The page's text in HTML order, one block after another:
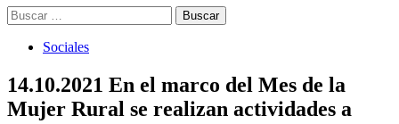
Buscar:
Sociales
14.10.2021 En el marco del Mes de la
Mujer Rural se realizan actividades a